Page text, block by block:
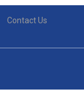
Contact Us